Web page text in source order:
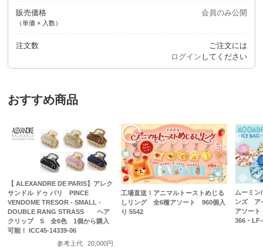
販売価格
（単価 × 入数）
会員のみ公開
注文数
ご注文には
ログイン してください
おすすめ商品
【 ALEXANDRE DE PARIS】アレク
サンドル ドゥ パリ PINCE
VENDOME TRESOR - SMALL -
DOUBLE RANG STRASS ヘア
クリップ S 全6色 1個から購入
可能！ ICC45-14339-06
参考上代
20,000円
工場直送！アニマルトーストめじる
しリング 全6種アソート 960個入
り 5542
ムーミン
ンズ ア
アソー
366・